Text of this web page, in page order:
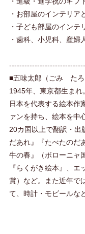
・お部屋のインテリア
・子ども部屋のインテ
・歯科、小児科、産婦
■五味太郎（ごみ たろ
1945年、東京都生まれ
日本を代表する絵本作
ァンを持ち、絵本を中
20カ国以上で翻訳・出
だあれ』『たべたのだ
牛の春』（ボローニャ
『らくがき絵本』、
賞）など。また近年で
て、時計・モビールな